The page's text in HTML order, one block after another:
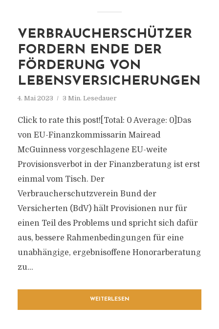
VERBRAUCHERSCHÜTZER
FORDERN ENDE DER
FÖRDERUNG VON
LEBENSVERSICHERUNGEN
4. Mai 2023 3 Min. Lesedauer
Click to rate this post![Total: 0 Average: 0]Das
von EU-Finanzkommissarin Mairead
McGuinness vorgeschlagene EU-weite
Provisionsverbot in der Finanzberatung ist erst
einmal vom Tisch. Der
Verbraucherschutzverein Bund der
Versicherten (BdV) hält Provisionen nur für
einen Teil des Problems und spricht sich dafür
aus, bessere Rahmenbedingungen für eine
unabhängige, ergebnisoffene Honorarberatung
zu...
WEITERLESEN